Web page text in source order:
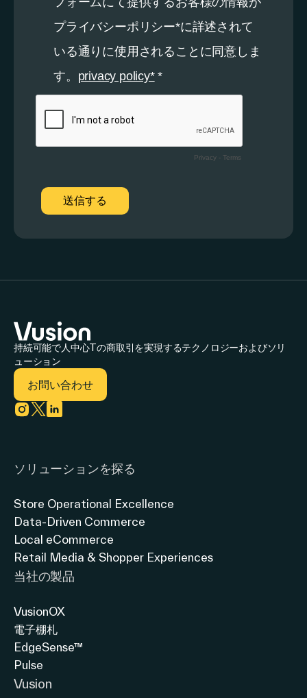
持続可能で人中心Tの商取引を実現するテクノロジーおよびソリ
ューション
お問い合わせ
ソリューションを探る
Store Operational Excellence
Data-Driven Commerce
Local eCommerce
Retail Media & Shopper Experiences
当社の製品
VusionOX
電子棚札
EdgeSense™
Pulse
Vusion